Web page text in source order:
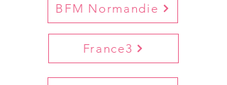
BFM Normandie
France3